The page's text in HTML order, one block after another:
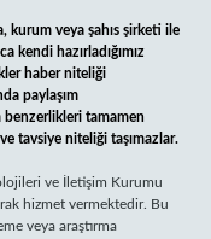
kurum veya şahıs şirketi ile
kendi hazırladığımız
haber niteliği
paylaşım
benzerlikleri tamamen
tavsiye niteliği taşımazlar.
ve İletişim Kurumu
hizmet vermektedir. Bu
veya araştırma